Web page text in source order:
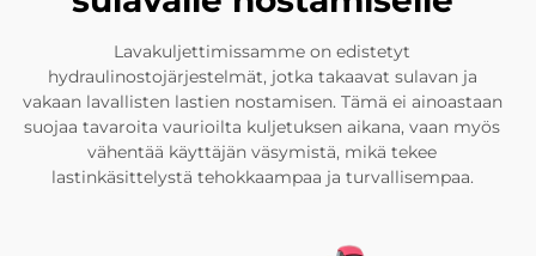
Lavakuljettimissamme on edistetyt
hydraulinostojärjestelmät, jotka takaavat sulavan ja
vakaan lavallisten lastien nostamisen. Tämä ei ainoastaan
suojaa tavaroita vaurioilta kuljetuksen aikana, vaan myös
vähentää käyttäjän väsymistä, mikä tekee
lastinkäsittelystä tehokkaampaa ja turvallisempaa.